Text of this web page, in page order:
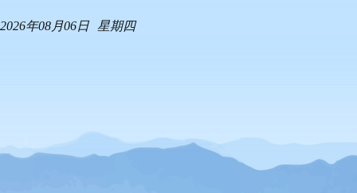
2026年08月06日 星期四